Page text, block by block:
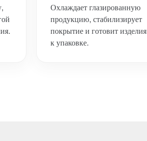
Охлаждает глазированную
продукцию, стабилизирует
покрытие и готовит изделия
к упаковке.